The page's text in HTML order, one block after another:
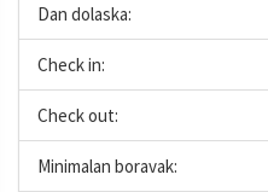
Dan dolaska:
Check in:
Check out:
Minimalan boravak: